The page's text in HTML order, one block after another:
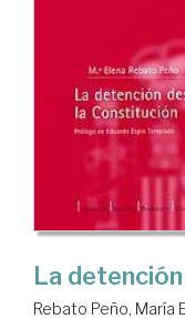
La
Rebato Peño, María